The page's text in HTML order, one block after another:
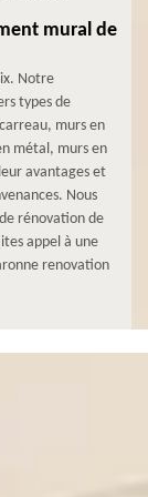
mural de
Notre
types de
murs en
métal, murs en
avantages et
Nous
rénovation de
appel à une
renovation